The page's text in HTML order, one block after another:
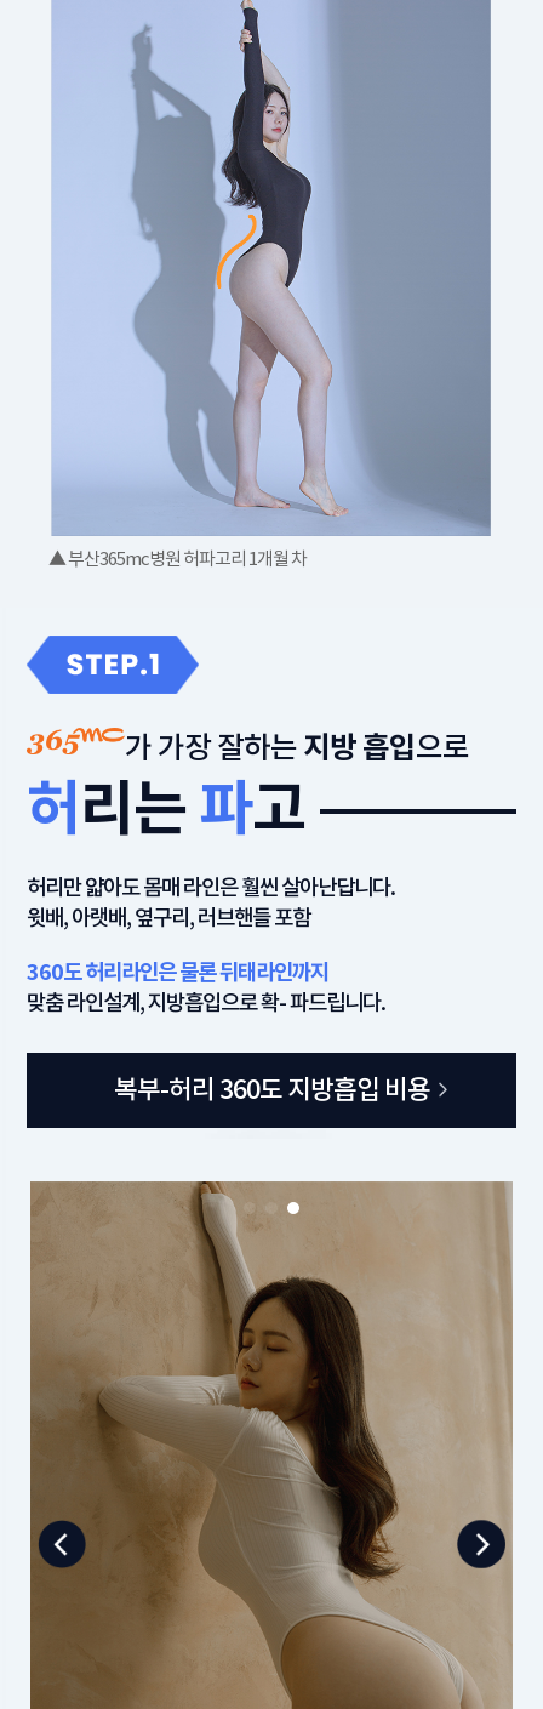
▲ 부산365mc병원 허파고리 1개월 차
가 가장 잘하는지방 흡입으로
허 리는 파고
허리만 얇아도 몸매 라인은 훨씬 살아난답니다.
윗배, 아랫배, 옆구리, 러브핸들 포함
360도 허리라인은 물론 뒤태라인까지
맞춤 라인설계, 지방흡입으로 확- 파드립니다.
복부-허리 360도 지방흡입 비용